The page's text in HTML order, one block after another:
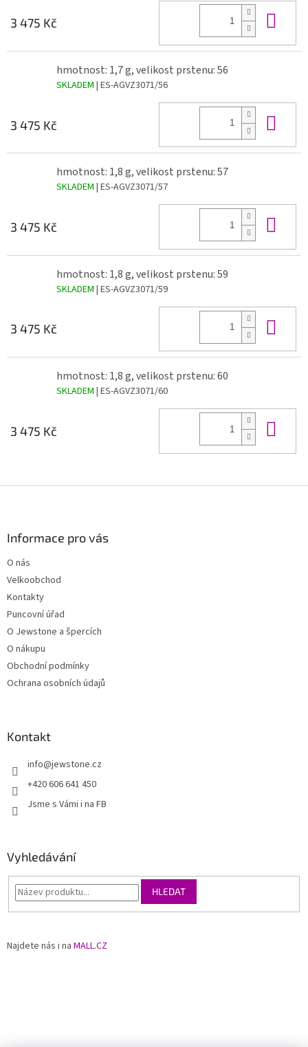
3 475 Kč
hmotnost: 1,7 g, velikost prstenu: 56
SKLADEM | ES-AGVZ3071/56
3 475 Kč
hmotnost: 1,8 g, velikost prstenu: 57
SKLADEM | ES-AGVZ3071/57
3 475 Kč
hmotnost: 1,8 g, velikost prstenu: 59
SKLADEM | ES-AGVZ3071/59
3 475 Kč
hmotnost: 1,8 g, velikost prstenu: 60
SKLADEM | ES-AGVZ3071/60
3 475 Kč
Informace pro vás
O nás
Velkoobchod
Kontakty
Puncovní úřad
O Jewstone a špercích
O nákupu
Obchodní podmínky
Ochrana osobních údajů
Kontakt
info@jewstone.cz
+420 606 641 450
Jsme s Vámi i na FB
Vyhledávání
HLEDAT
Najdete nás i na MALL.CZ